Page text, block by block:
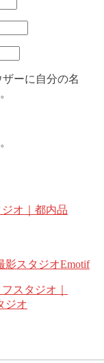
ーに自分の名
影スタジオEmotif